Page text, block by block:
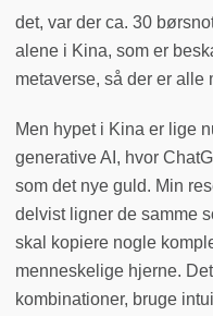
det, var der ca. 30
alene i Kina, som er
metaverse, så der er alle
Men hypet i Kina er lige
generative AI, hvor
som det nye guld. Min
delvist ligner de samme
skal kopiere nogle
menneskelige hjerne.
kombinationer, bruge